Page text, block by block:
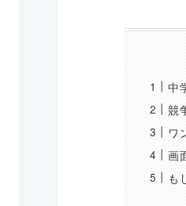
中
競
ワ
画
も